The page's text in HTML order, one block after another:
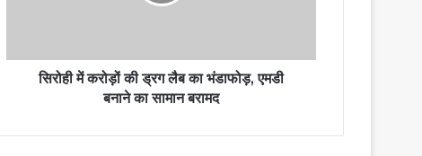
सिरोही में करोड़ों की ड्रग लैब का भंडाफोड़, एमडी
बनाने का सामान बरामद